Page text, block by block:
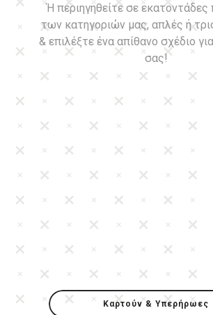
Ή περιηγηθείτε σε εκατοντάδες
των κατηγοριών μας, απλές ή
& επιλέξτε ένα απίθανο σχέδιο
σας!
Καρτούν & Υπερήρωες